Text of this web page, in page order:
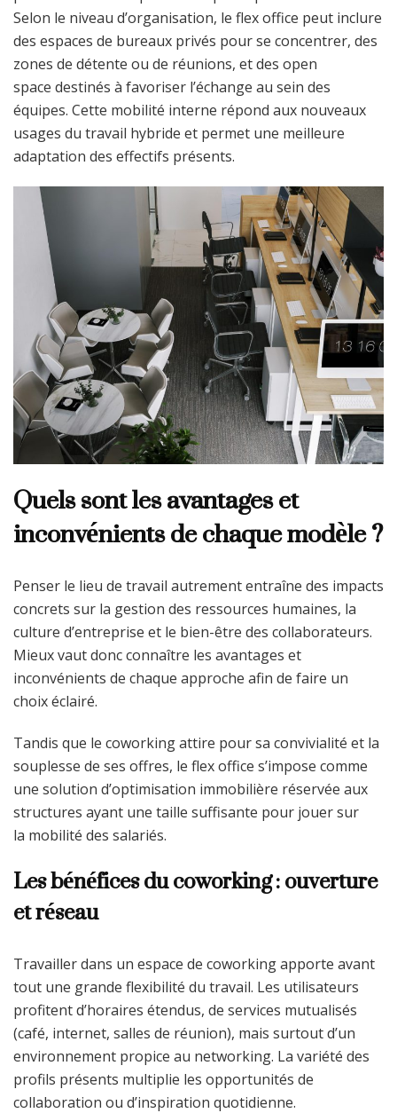
Selon le niveau d’organisation, le flex office peut inclure
des espaces de bureaux privés pour se concentrer, des
zones de détente ou de réunions, et des open
space destinés à favoriser l’échange au sein des
équipes. Cette mobilité interne répond aux nouveaux
usages du travail hybride et permet une meilleure
adaptation des effectifs présents.
Quels sont les avantages et
inconvénients de chaque modèle ?
Penser le lieu de travail autrement entraîne des impacts
concrets sur la gestion des ressources humaines, la
culture d’entreprise et le bien-être des collaborateurs.
Mieux vaut donc connaître les avantages et
inconvénients de chaque approche afin de faire un
choix éclairé.
Tandis que le coworking attire pour sa convivialité et la
souplesse de ses offres, le flex office s’impose comme
une solution d’optimisation immobilière réservée aux
structures ayant une taille suffisante pour jouer sur
la mobilité des salariés.
Les bénéfices du coworking : ouverture
et réseau
Travailler dans un espace de coworking apporte avant
tout une grande flexibilité du travail. Les utilisateurs
profitent d’horaires étendus, de services mutualisés
(café, internet, salles de réunion), mais surtout d’un
environnement propice au networking. La variété des
profils présents multiplie les opportunités de
collaboration ou d’inspiration quotidienne.